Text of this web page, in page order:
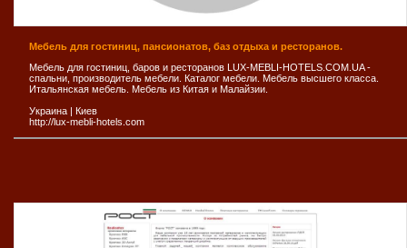
Мебель для гостиниц, пансионатов, баз отдыха и ресторанов.
Мебель для гостиниц, баров и ресторанов LUX-MEBLI-HOTELS.COM.UA -
спальни, производитель мебели. Каталог мебели. Мебель высшего класса.
Итальянская мебель. Мебель из Китая и Малайзии.
Украина
Киев
http://lux-mebli-hotels.com